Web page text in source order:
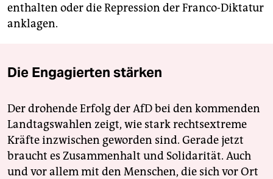
enthalten oder die Repression der Franco-Diktatur
anklagen.
Die Engagierten stärken
Der drohende Erfolg der AfD bei den kommenden
Landtagswahlen zeigt, wie stark rechtsextreme
Kräfte inzwischen geworden sind. Gerade jetzt
braucht es Zusammenhalt und Solidarität. Auch
und vor allem mit den Menschen, die sich vor Ort